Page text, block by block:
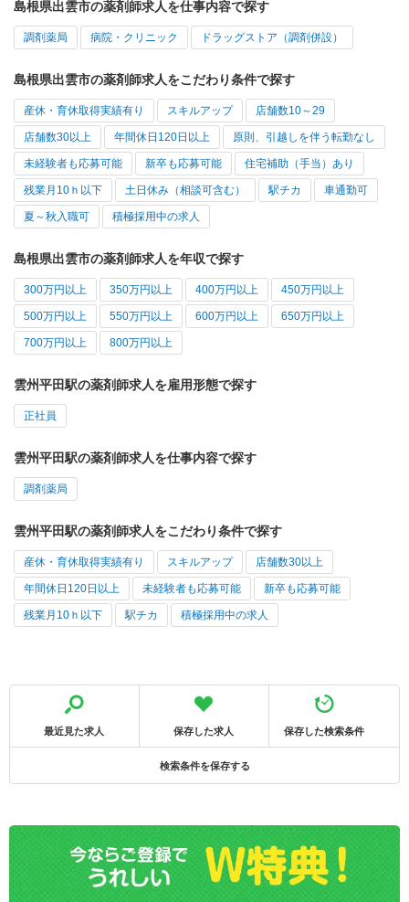
島根県出雲市の薬剤師求人を仕事内容で探す
調剤薬局 病院・クリニック ドラッグストア（調剤併設）
島根県出雲市の薬剤師求人をこだわり条件で探す
産休・育休取得実績有り スキルアップ 店舗数10～29
店舗数30以上 年間休日120日以上 原則、引越しを伴う転勤なし
未経験者も応募可能 新卒も応募可能 住宅補助（手当）あり
残業月10ｈ以下 土日休み（相談可含む） 駅チカ 車通勤可
夏～秋入職可 積極採用中の求人
島根県出雲市の薬剤師求人を年収で探す
300万円以上 350万円以上 400万円以上 450万円以上
500万円以上 550万円以上 600万円以上 650万円以上
700万円以上 800万円以上
雲州平田駅の薬剤師求人を雇用形態で探す
正社員
雲州平田駅の薬剤師求人を仕事内容で探す
調剤薬局
雲州平田駅の薬剤師求人をこだわり条件で探す
産休・育休取得実績有り スキルアップ 店舗数30以上
年間休日120日以上 未経験者も応募可能 新卒も応募可能
残業月10ｈ以下 駅チカ 積極採用中の求人
最近見た求人 保存した求人 保存した検索条件
検索条件を保存する